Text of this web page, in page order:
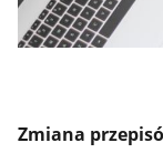
Zmiana